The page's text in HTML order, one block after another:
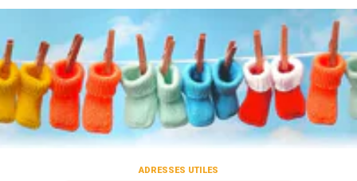
ADRESSES UTILES